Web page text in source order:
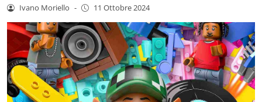
Ivano Moriello - 11 Ottobre 2024